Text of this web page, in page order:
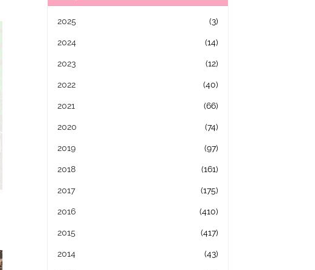
2025 (3)
2024 (14)
2023 (12)
2022 (40)
2021 (66)
2020 (74)
2019 (97)
2018 (161)
2017 (175)
2016 (410)
2015 (417)
2014 (43)